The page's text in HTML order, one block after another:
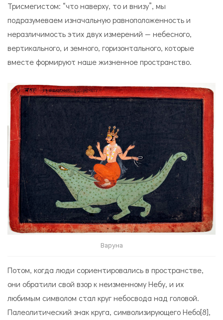
Трисмегистом: “что наверху, то и внизу”, мы
подразумеваем изначальную равноположенность и
неразличимость этих двух измерений — небесного,
вертикального, и земного, горизонтального, которые
вместе формируют наше жизненное пространство.
Варуна
Потом, когда люди сориентировались в пространстве,
они обратили свой взор к неизменному Небу, и их
любимым символом стал круг небосвода над головой.
Палеолитический знак круга, символизирующего Небо[8],